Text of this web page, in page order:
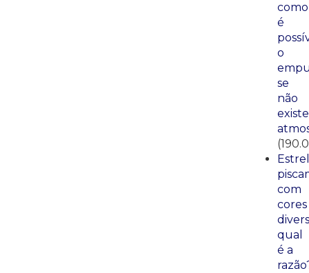
como
é
o
se
não
existe
com
cores
qual
é a